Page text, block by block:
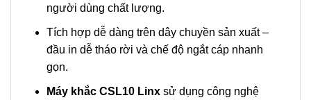
người dùng chất lượng.
Tích hợp dễ dàng trên dây chuyền sản xuất –
đầu in dễ tháo rời và chế độ ngắt cáp nhanh
gọn.
Máy khắc CSL10 Linxsử dụng công nghệ